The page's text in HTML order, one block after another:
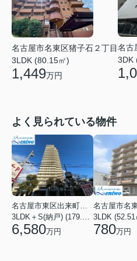
名古屋市名東区猪子石２丁目
3LDK (80.15㎡)
1,449万円
名古
3DK
よく見られている物件
名古屋市東区出来町２丁目
3LDK＋S(納戸) (179.54㎡)
6,580万円
3LDK (52.51
780万円